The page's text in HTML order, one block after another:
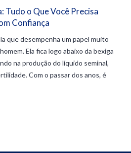
Tudo o Que Você Precisa
Confiança
que desempenha um papel muito
Ela fica logo abaixo da bexiga
na produção do líquido seminal,
Com o passar dos anos, é